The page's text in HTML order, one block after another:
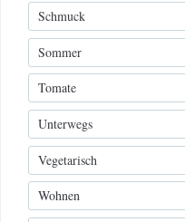
Schmuck
Sommer
Tomate
Unterwegs
Vegetarisch
Wohnen